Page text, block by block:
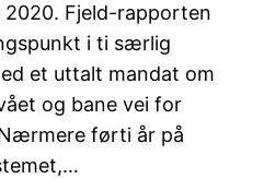
Fjeld-rapporten
i ti særlig
et uttalt mandat om
og bane vei for
førti år på